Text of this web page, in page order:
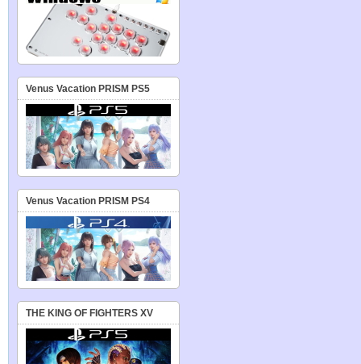
Venus Vacation PRISM PS5
Venus Vacation PRISM PS4
THE KING OF FIGHTERS XV